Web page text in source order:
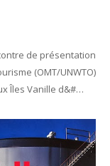
de présentation
(OMT/UNWTO)
Îles Vanille d&#…